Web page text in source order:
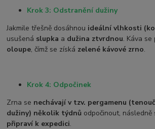
Krok 3: Odstranění dužiny
Jakmile třešně dosáhnou ideální vlhkosti
usušená slupka a dužina ztvrdnou. Káva se
oloupe, čímž se získá zelené kávové zrno.
Krok 4: Odpočinek
Zrna se nechávají v tzv. pergamenu
dužiny) několik týdnů odpočinout,
připraví k expedici.